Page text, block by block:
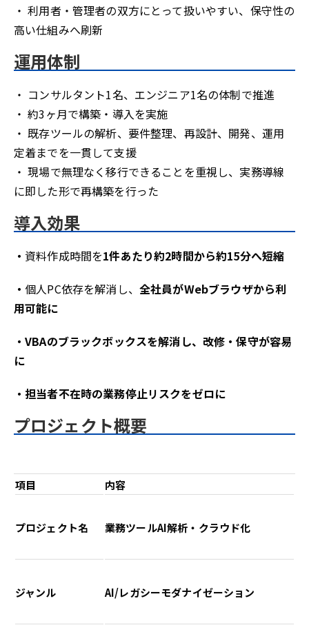
・ 利用者・管理者の双方にとって扱いやすい、保守性の
高い仕組みへ刷新
運用体制
・ コンサルタント1名、エンジニア1名の体制で推進
・ 約3ヶ月で構築・導入を実施
・ 既存ツールの解析、要件整理、再設計、開発、運用
定着までを一貫して支援
・ 現場で無理なく移行できることを重視し、実務導線
に即した形で再構築を行った
導入効果
・ 資料作成時間を1件あたり約2時間から約15分へ短縮
・ 個人PC依存を解消し、 全社員がWebブラウザから利
用可能に
・VBAのブラックボックスを解消し、改修・保守が容易
に
・担当者不在時の業務停止リスクをゼロに
プロジェクト概要
項目 内容
プロジェクト名 業務ツールAI解析・クラウド化
ジャンル AI/レガシーモダナイゼーション